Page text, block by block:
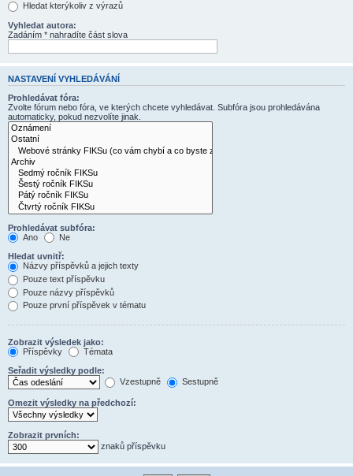
Hledat kterýkoliv z výrazů
Vyhledat autora:
Zadáním * nahradíte část slova
NASTAVENÍ VYHLEDÁVÁNÍ
Prohledávat fóra:
Zvolte fórum nebo fóra, ve kterých chcete vyhledávat. Subfóra jsou prohledávána
automaticky, pokud nezvolíte jinak.
Prohledávat subfóra:
Ano
Ne
Hledat uvnitř:
Názvy příspěvků a jejich texty
Pouze text příspěvku
Pouze názvy příspěvků
Pouze první příspěvek v tématu
Zobrazit výsledek jako:
Příspěvky
Témata
Seřadit výsledky podle:
Vzestupně
Sestupně
Omezit výsledky na předchozí:
Zobrazit prvních:
znaků příspěvku